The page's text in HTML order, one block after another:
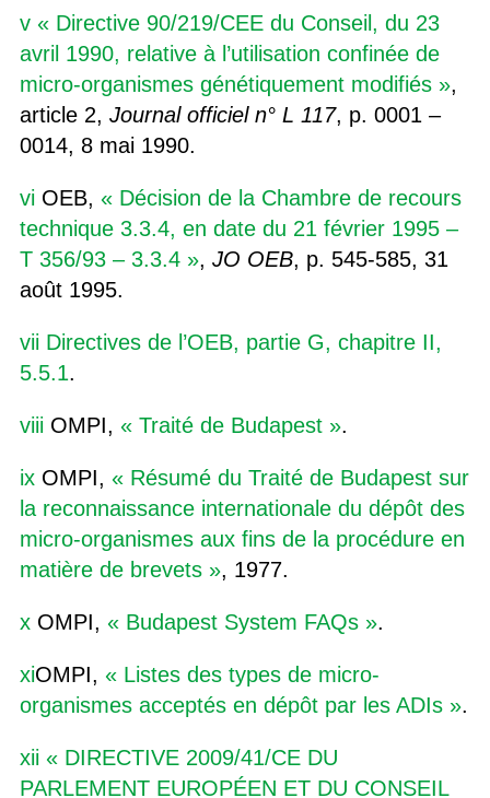
v « Directive 90/219/CEE du Conseil, du 23
avril 1990, relative à l’utilisation confinée de
micro-organismes génétiquement modifiés »,
article 2, Journal officiel n° L 117, p. 0001 –
0014, 8 mai 1990.
viOEB, « Décision de la Chambre de recours
technique 3.3.4, en date du 21 février 1995 –
T 356/93 – 3.3.4 », JO OEB, p. 545-585, 31
août 1995.
vii Directives de l’OEB, partie G, chapitre II,
5.5.1.
viiiOMPI, « Traité de Budapest ».
ixOMPI, « Résumé du Traité de Budapest sur
la reconnaissance internationale du dépôt des
micro-organismes aux fins de la procédure en
matière de brevets », 1977.
xOMPI, « Budapest System FAQs ».
xiOMPI, « Listes des types de micro-
organismes acceptés en dépôt par les ADIs ».
xii « DIRECTIVE 2009/41/CE DU
PARLEMENT EUROPÉEN ET DU CONSEIL